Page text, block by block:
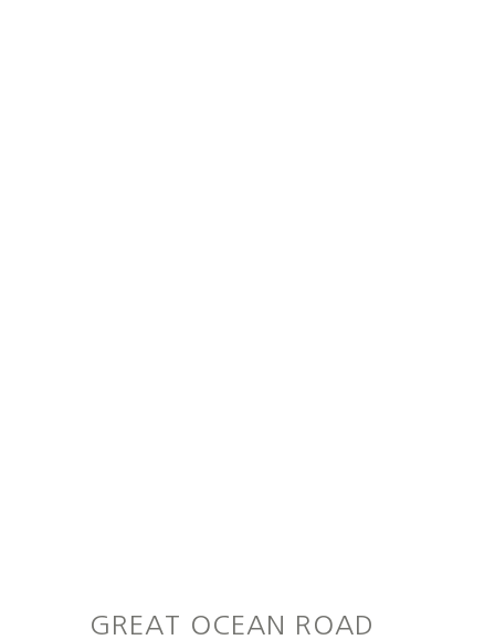
GREAT OCEAN ROAD